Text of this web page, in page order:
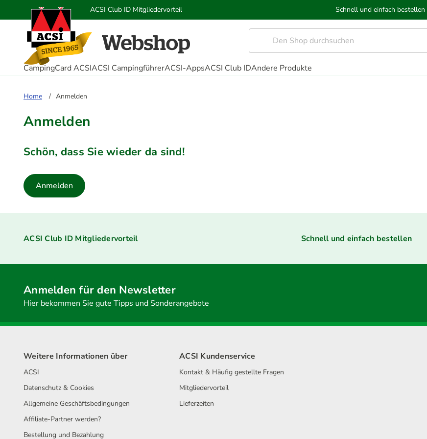
ACSI Club ID Mitgliedervorteil Schnell und einfach bestellen
CampingCard ACSIACSI CampingführerACSI-AppsACSI Club IDAndere Produkte
Home Anmelden
Anmelden
Schön, dass Sie wieder da sind!
Anmelden
ACSI Club ID Mitgliedervorteil Schnell und einfach bestellen
Anmelden für den Newsletter
Hier bekommen Sie gute Tipps und Sonderangebote
Weitere Informationen über
ACSI
Datenschutz & Cookies
Allgemeine Geschäftsbedingungen
Affiliate-Partner werden?
Bestellung und Bezahlung
ACSI Kundenservice
Kontakt & Häufig gestellte Fragen
Mitgliedervorteil
Lieferzeiten